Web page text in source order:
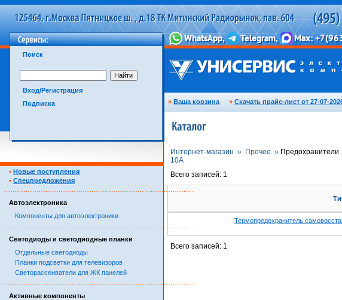
Поиск
Вход/Регистрация
Подписка
» Ваша корзина » Скачать прайс-лист от 27-07-
• Новые поступления
• Спецпредложения
Автоэлектроника
Компоненты для автоэлектроники
Светодиоды и светодиодные планки
Отдельные светодиоды
Планки подсветки для телевизоров
Светорассеиватели для ЖК панелей
Активные компоненты
Интернет-магазин » Прочее » Предохранители
10А
Всего записей: 1
Термопредохранитель
Всего записей: 1